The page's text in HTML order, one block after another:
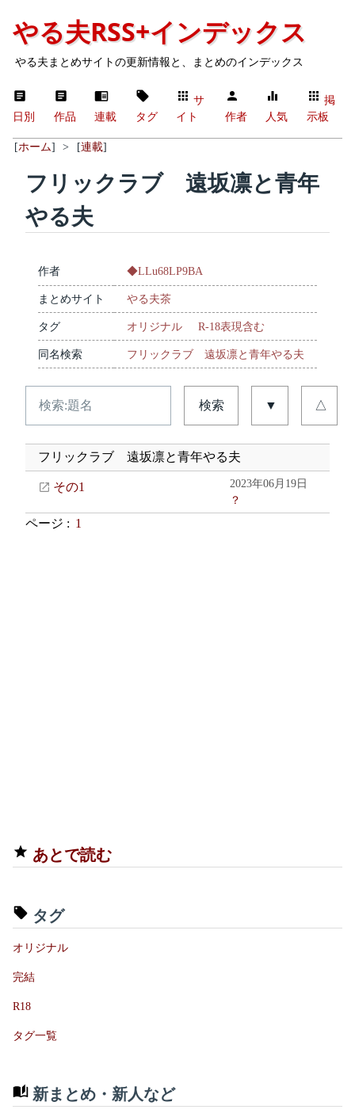
やる夫RSS+インデックス
やる夫まとめサイトの更新情報と、まとめのインデックス
日別 作品 連載 タグ
サ
イト
作者 人気
掲
示板
[ホーム] > [連載]
フリックラブ 遠坂凛と青年
やる夫
作者 ◆LLu68LP9BA
まとめサイト やる夫茶
タグ オリジナル R-18表現含む
同名検索 フリックラブ 遠坂凛と青年やる夫
検索 ▼ △
フリックラブ 遠坂凛と青年やる夫
その1
2023年06月19日
？
ページ : 1
あとで読む
タグ
オリジナル
完結
R18
タグ一覧
新まとめ・新人など